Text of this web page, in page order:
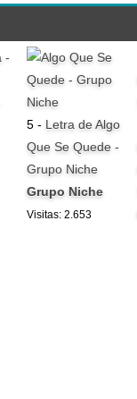
5 - Letra de Algo
Que Se Quede -
Grupo Niche
Grupo Niche
Visitas: 2.653